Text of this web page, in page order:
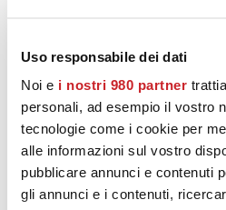
Uso responsabile dei dati
Noi e i nostri 980 partner
personali, ad esempio il vostro
tecnologie come i cookie per
alle informazioni sul vostro
pubblicare annunci e contenuti
gli annunci e i contenuti,
AGGIUNGI AL
Bouzeron Aoc 2022 -
52,00€